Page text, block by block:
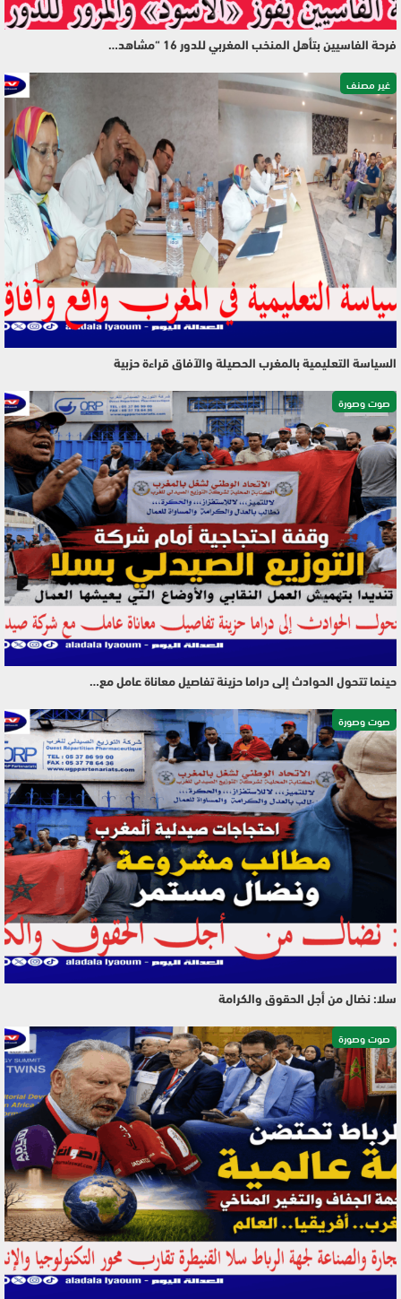
فرحة الفاسيين بتأهل المنخب المغربي للدور 16 “مشاهد…
غير مصنف
السياسة التعليمية بالمغرب الحصيلة والآفاق قراءة حزبية
صوت وصورة
حينما تتحول الحوادث إلى دراما حزينة تفاصيل معاناة عامل مع…
صوت وصورة
سلا: نضال من أجل الحقوق والكرامة
صوت وصورة